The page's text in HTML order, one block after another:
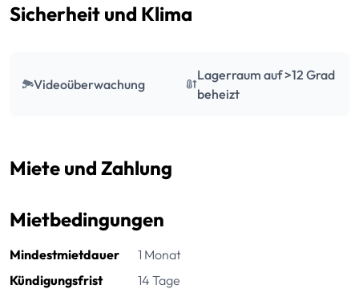
Sicherheit und Klima
Videoüberwachung
Lagerraum auf >12 Grad
beheizt
Miete und Zahlung
Mietbedingungen
Mindestmietdauer
1 Monat
Kündigungsfrist
14 Tage